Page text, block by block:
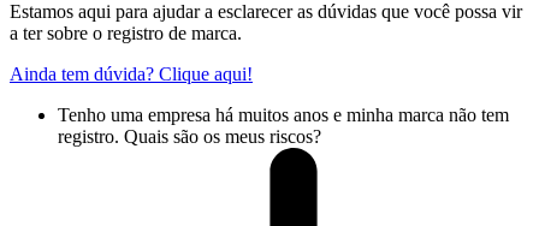
Estamos aqui para ajudar a esclarecer as dúvidas que você possa vir
a ter sobre o registro de marca.
Ainda tem dúvida? Clique aqui!
Tenho uma empresa há muitos anos e minha marca não tem
registro. Quais são os meus riscos?